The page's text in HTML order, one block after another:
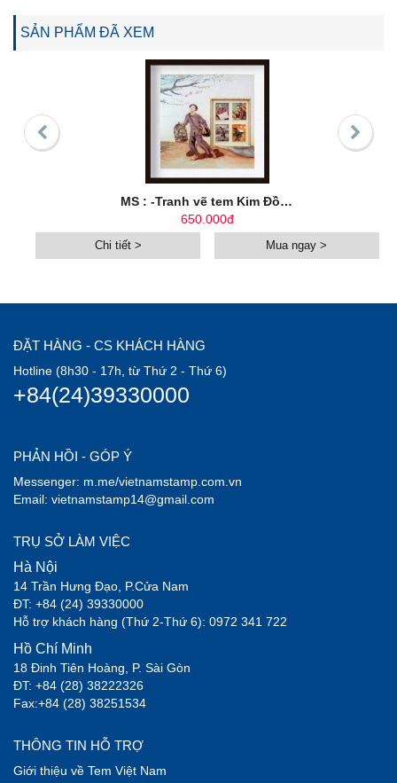
SẢN PHẨM ĐÃ XEM
MS : -Tranh vẽ tem Kim Đồng
650.000đ
Chi tiết > Mua ngay >
ĐẶT HÀNG - CS KHÁCH HÀNG
Hotline (8h30 - 17h, từ Thứ 2 - Thứ 6)
+84(24)39330000
PHẢN HỒI - GÓP Ý
Messenger: m.me/vietnamstamp.com.vn
Email: vietnamstamp14@gmail.com
TRỤ SỞ LÀM VIỆC
Hà Nội
14 Trần Hưng Đạo, P.Cửa Nam
ĐT: +84 (24) 39330000
Hỗ trợ khách hàng (Thứ 2-Thứ 6): 0972 341 722
Hồ Chí Minh
18 Đinh Tiên Hoàng, P. Sài Gòn
ĐT: +84 (28) 38222326
Fax:+84 (28) 38251534
THÔNG TIN HỖ TRỢ
Giới thiệu về Tem Việt Nam